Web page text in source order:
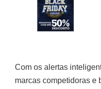
Com os alertas
marcas competidoras e